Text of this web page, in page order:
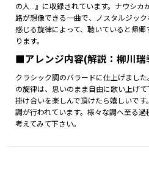
の人…』に収録されています。ナウシカ
路が想像できる一曲で、ノスタルジッ
感じる旋律によって、聴いていると帰
ります。
■アレンジ内容(解説：柳川瑞
クラシック調のバラードに仕上げまし
の旋律は、思いのまま自由に歌い上げ
掛け合いを楽しんで頂けたら嬉しいで
調が行われています。様々な調へ至る
考えてみて下さい。